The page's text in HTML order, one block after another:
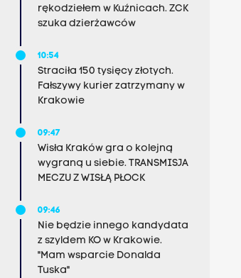
rękodziełem w Kuźnicach. ZCK
szuka dzierżawców
10:54
Straciła 150 tysięcy złotych.
Fałszywy kurier zatrzymany w
Krakowie
09:47
Wisła Kraków gra o kolejną
wygraną u siebie. TRANSMISJA
MECZU Z WISŁĄ PŁOCK
09:46
Nie będzie innego kandydata
z szyldem KO w Krakowie.
"Mam wsparcie Donalda
Tuska"